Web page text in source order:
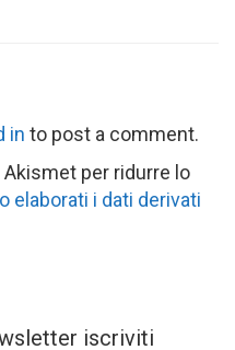
in to post a comment.
per ridurre lo
elaborati i dati derivati
iscriviti